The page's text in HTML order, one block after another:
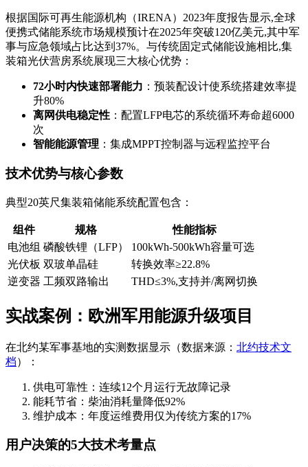
根据国际可再生能源机构（IRENA）2023年度报告显示,全球
便携式储能系统市场规模预计在2025年突破120亿美元,其中军
事与应急领域占比达到37%。与传统固定式储能设施相比,集
装箱光伏营房系统展现三大核心优势：
72小时内快速部署能力 ：预装配设计使系统搭建效率提
升80%
离网供电稳定性 ：配置LFP电芯的系统循环寿命超6000
次
智能能源管理 ：集成MPPT控制器与远程监控平台
技术优势与核心参数
典型20英尺集装箱储能系统配置包含：
组件 规格
性能指标
电池组 磷酸铁锂（LFP）
100kWh-500kWh容量可选
光伏板 双玻单晶硅
转换效率≥22.8%
逆变器 工频双路输出 THD≤3%,支持并/离网切换
实战案例：欧洲军用能源升级项目
在北约某军事基地的实测数据显示（数据来源： 北约技术文
档）：
供电可靠性：连续12个月运行无故障记录
能耗节省：柴油消耗量降低92%
维护成本：年度运维费用仅为传统方案的17%
用户决策的5大技术考量点